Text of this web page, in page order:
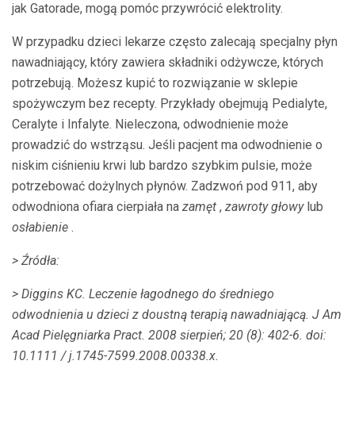
jak Gatorade, mogą pomóc przywrócić elektrolity.
W przypadku dzieci lekarze często zalecają specjalny płyn
nawadniający, który zawiera składniki odżywcze, których
potrzebują. Możesz kupić to rozwiązanie w sklepie
spożywczym bez recepty. Przykłady obejmują Pedialyte,
Ceralyte i Infalyte. Nieleczona, odwodnienie może
prowadzić do wstrząsu. Jeśli pacjent ma odwodnienie o
niskim ciśnieniu krwi lub bardzo szybkim pulsie, może
potrzebować dożylnych płynów. Zadzwoń pod 911, aby
odwodniona ofiara cierpiała na zamęt , zawroty głowylub
osłabienie .
> Źródła:
> Diggins KC. Leczenie łagodnego do średniego
odwodnienia u dzieci z doustną terapią nawadniającą. J Am
Acad Pielęgniarka Pract. 2008 sierpień; 20 (8): 402-6. doi:
10.1111 / j.1745-7599.2008.00338.x.